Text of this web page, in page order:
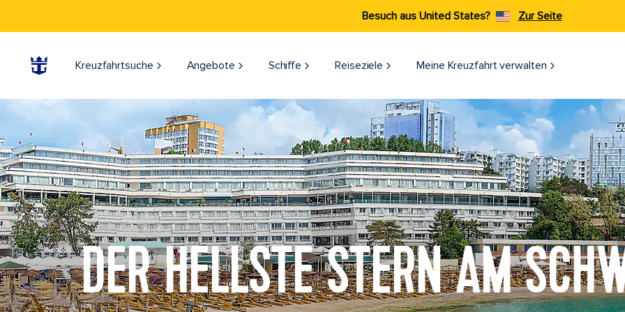
Besuch aus United States? Zur Seite
Kreuzfahrtsuche Angebote Schiffe Reiseziele​ Meine Kreuzfahrt verwalten
DER HELLSTE STERN AM